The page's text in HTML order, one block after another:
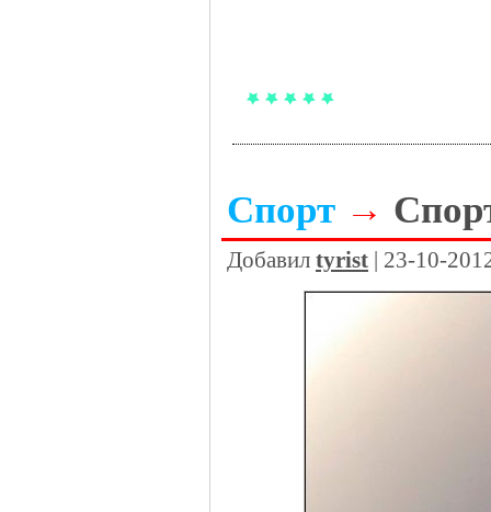
Спорт →
Добавил tyrist | 23-10-